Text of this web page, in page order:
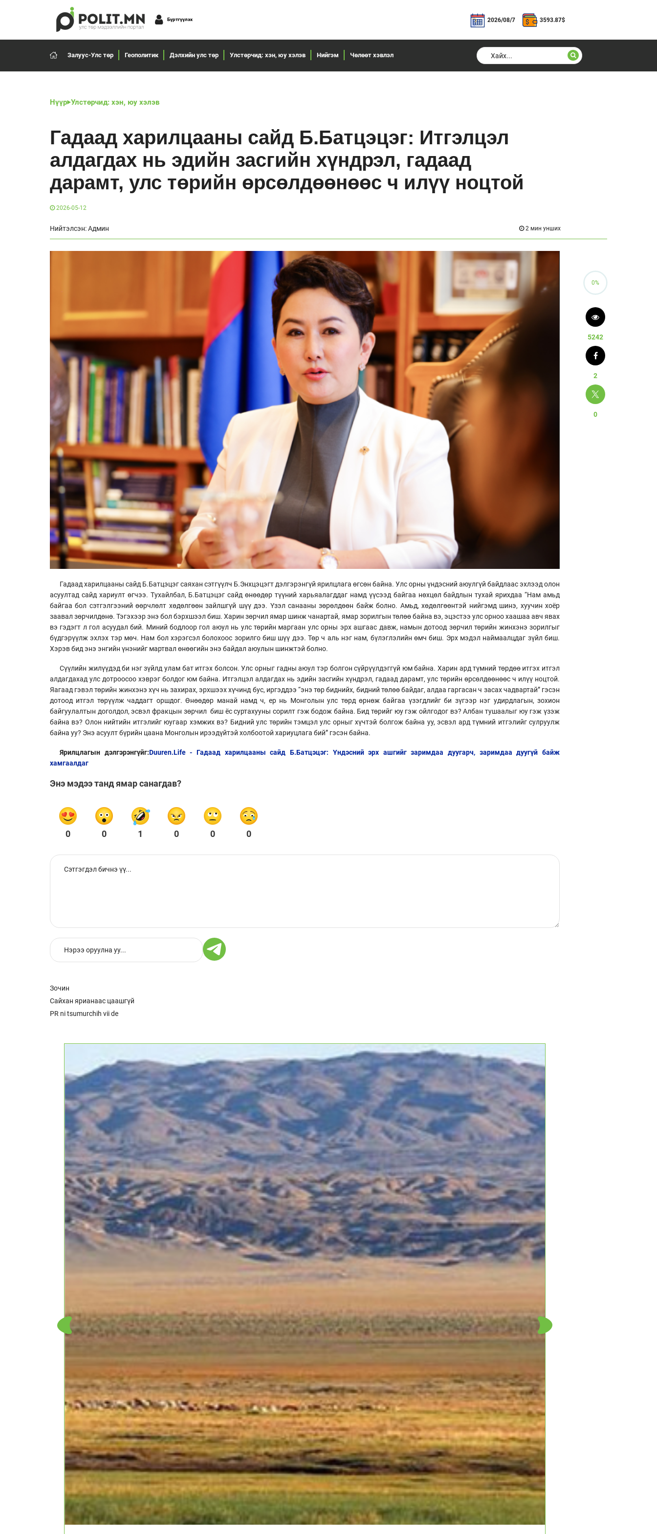
Бүртгүүлэх 2026/08/7 3593.87$
Залуус-Улс төр Геополитик Дэлхийн улс төр Улстөрчид: хэн, юу хэлэв Нийгэм Чөлөөт хэвлэл
Нүүр Улстөрчид: хэн, юу хэлэв
Гадаад харилцааны сайд Б.Батцэцэг: Итгэлцэл
алдагдах нь эдийн засгийн хүндрэл, гадаад
дарамт, улс төрийн өрсөлдөөнөөс ч илүү ноцтой
2026-05-12
Нийтэлсэн: Админ 2 мин унших
Гадаад харилцааны сайд Б.Батцэцэг саяхан сэтгүүлч Б.Энхцэцэгт дэлгэрэнгүй ярилцлага өгсөн байна. Улс орны үндэсний аюулгүй байдлаас эхлээд олон
асуултад сайд хариулт өгчээ. Тухайлбал, Б.Батцэцэг сайд өнөөдөр түүний харьяалагддаг намд үүсээд байгаа нөхцөл байдлын тухай ярихдаа “Нам амьд
байгаа бол сэтгэлгээний өөрчлөлт хөдөлгөөн зайлшгүй шүү дээ. Үзэл санааны зөрөлдөөн байж болно. Амьд, хөдөлгөөнтэй нийгэмд шинэ, хуучин хоёр
заавал зөрчилдөнө. Тэгэхээр энэ бол бэрхшээл биш. Харин зөрчил ямар шинж чанартай, ямар зорилгын төлөө байна вэ, эцэстээ улс орноо хаашаа авч явах
вэ гэдэгт л гол асуудал бий. Миний бодлоор гол аюул нь улс төрийн маргаан улс орны эрх ашгаас давж, намын дотоод зөрчил төрийн жинхэнэ зорилгыг
бүдгэрүүлж эхлэх тэр мөч. Нам бол хэрэгсэл болохоос зорилго биш шүү дээ. Төр ч аль нэг нам, бүлэглэлийн өмч биш. Эрх мэдэл наймаалцдаг зүйл биш.
Хэрэв бид энэ энгийн үнэнийг мартвал өнөөгийн энэ байдал аюулын шинжтэй болно.
Сүүлийн жилүүдэд би нэг зүйлд улам бат итгэх болсон. Улс орныг гадны аюул тэр болгон сүйрүүлдэггүй юм байна. Харин ард түмний төрдөө итгэх итгэл
алдагдахад улс дотроосоо хэврэг болдог юм байна. Итгэлцэл алдагдах нь эдийн засгийн хүндрэл, гадаад дарамт, улс төрийн өрсөлдөөнөөс ч илүү ноцтой.
Яагаад гэвэл төрийн жинхэнэ хүч нь захирах, эрхшээх хүчинд бус, иргэддээ “энэ төр биднийх, бидний төлөө байдаг, алдаа гаргасан ч засах чадвартай” гэсэн
дотоод итгэл төрүүлж чаддагт оршдог. Өнөөдөр манай намд ч, ер нь Монголын улс төрд өрнөж байгаа үзэгдлийг би зүгээр нэг удирдлагын, зохион
байгуулалтын доголдол, эсвэл фракцын зөрчил биш ёс суртахууны сорилт гэж бодож байна. Бид төрийг юу гэж ойлгодог вэ? Албан тушаалыг юу гэж үзэж
байна вэ? Олон нийтийн итгэлийг юугаар хэмжих вэ? Бидний улс төрийн тэмцэл улс орныг хүчтэй болгож байна уу, эсвэл ард түмний итгэлийг сулруулж
байна уу? Энэ асуулт бүрийн цаана Монголын ирээдүйтэй холбоотой хариуцлага бий” гэсэн байна.
Ярилцлагын дэлгэрэнгүйг:Duuren.Life - Гадаад харилцааны сайд Б.Батцэцэг: Үндэсний эрх ашгийг заримдаа дуугарч, заримдаа дуугүй байж
хамгаалдаг
Энэ мэдээ танд ямар санагдав?
0 0 1 0 0 0
Зочин
Сайхан ярианаас цаашгүй
PR ni tsumurchih vii de
0%
5242
2
0